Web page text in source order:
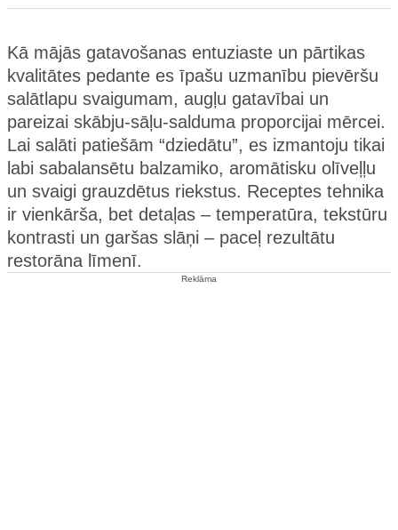
Kā mājās gatavošanas entuziaste un pārtikas
kvalitātes pedante es īpašu uzmanību pievēršu
salātlapu svaigumam, augļu gatavībai un
pareizai skābju-sāļu-salduma proporcijai mērcei.
Lai salāti patiešām “dziedātu”, es izmantoju tikai
labi sabalansētu balzamiko, aromātisku olīveļļu
un svaigi grauzdētus riekstus. Receptes tehnika
ir vienkārša, bet detaļas – temperatūra, tekstūru
kontrasti un garšas slāņi – paceļ rezultātu
restorāna līmenī.
Reklāma